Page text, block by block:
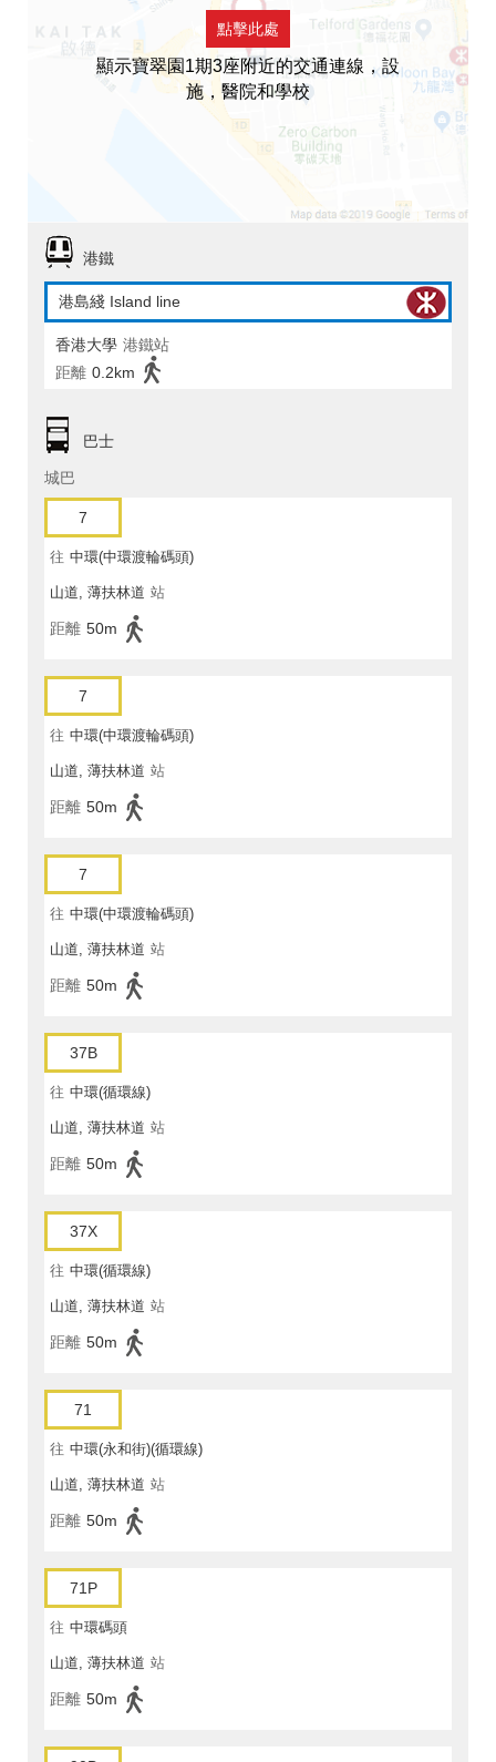
點擊此處
顯示寶翠園1期3座附近的交通連線，設
施，醫院和學校
港鐵
港島綫 Island line
香港大學 港鐵站
距離 0.2km
巴士
城巴
7
往 中環(中環渡輪碼頭)
山道, 薄扶林道 站
距離 50m
7
往 中環(中環渡輪碼頭)
山道, 薄扶林道 站
距離 50m
7
往 中環(中環渡輪碼頭)
山道, 薄扶林道 站
距離 50m
37B
往 中環(循環線)
山道, 薄扶林道 站
距離 50m
37X
往 中環(循環線)
山道, 薄扶林道 站
距離 50m
71
往 中環(永和街)(循環線)
山道, 薄扶林道 站
距離 50m
71P
往 中環碼頭
山道, 薄扶林道 站
距離 50m